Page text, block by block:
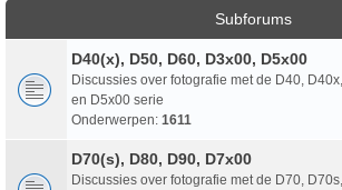
Subforums
D40(x), D50, D60, D3x00, D5x00
Discussies over fotografie met de D40,
en D5x00 serie
Onderwerpen: 1611
D70(s), D80, D90, D7x00
Discussies over fotografie met de D70,